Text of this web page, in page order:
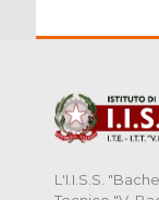
L'I.I.S.S.